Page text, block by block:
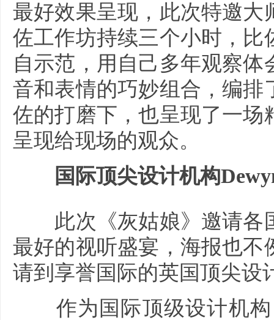
最好效果呈现，此次特邀
佐工作坊持续三个小时，
自示范，用自己多年观察
音和表情的巧妙组合，编
佐的打磨下，也呈现了一
呈现给现场的观众。
国际顶尖设计机构
此次《灰姑娘》邀请各
最好的视听盛宴，海报也
请到享誉国际的英国顶尖设
作为国际顶级设计机构